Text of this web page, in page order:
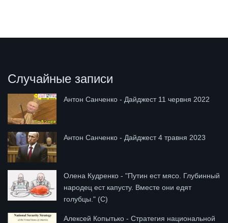
Случайные записи
Антон Санченко - Дайджест 11 червня 2022
Антон Санченко - Дайджест 4 травня 2023
Олена Кудренко - "Путин ест мясо. Глубинный
народец ест капусту. Вместе они едят
голубцы." (С)
Алексей Копытько - Стратегия национальной